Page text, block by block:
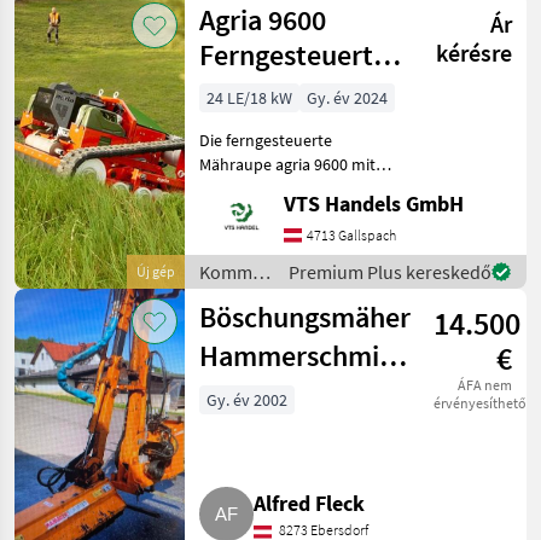
Kategória 4 Ország Szűrők
AKTUÁLIS
ÚTVONAL
Kommunális
gépek/eszközök
Kommunalis
Gepek
Rezsukasza
Agria
KATEGÓRIA
KIVÁLASZTÁSA
Agria
Tifermec
Bluebird
Visszaállítás
4 eredmény
Új gép
Agria 9600
Ferngesteuerte
Mähraupe
Hochgras-
Sichelm.
Ár
kérésre
24 LE/18 kW
Gy. év 2024
Die ferngesteuerte
Mähraupe agria 9600 mit
Antriebskonzept:
Elektrofahrantriebe und
leistungsstarker
Verbrennungsmotor. Die
Profimaschine für
VTS Handels GmbH
4713 Gallspach
Kommunális
gépek /
Agria
Premium Plus kereskedő
Böschungsmäher
Hammerschmidt
DZ.3 mit 1,25 m
14.500
€
ÁFA nem
érvényesíthető
Gy. év 2002
Alfred Fleck
8273 Ebersdorf